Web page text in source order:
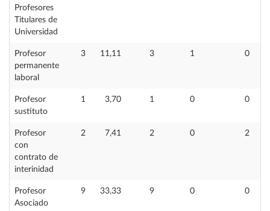
Profesores
Titulares de
Universidad
Profesor
permanente
laboral
3 11,11 3 1 0
Profesor
sustituto
1 3,70 1 0 0
Profesor
con
contrato de
interinidad
2 7,41 2 0 2
Profesor
Asociado
9 33,33 9 0 0